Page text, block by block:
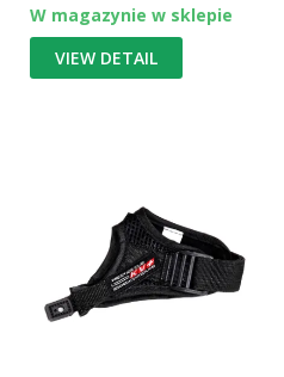
W magazynie w sklepie
VIEW DETAIL